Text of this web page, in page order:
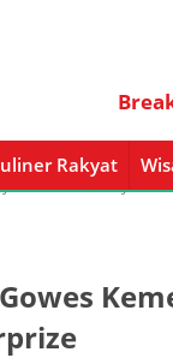
Rakyat
Wisata Rakyat